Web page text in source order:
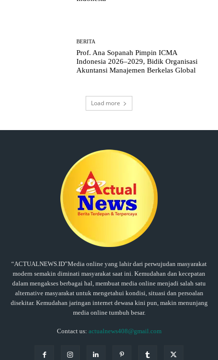
BERITA
Prof. Ana Sopanah Pimpin ICMA
Indonesia 2026–2029, Bidik Organisasi
Akuntansi Manajemen Berkelas Global
Load more
“ACTUALNEWS.ID”Media online yang lahir dari perwujudan masyarakat
modern semakin diminati masyarakat saat ini. Kemudahan dan kecepatan
dalam mengakses berbagai hal, membuat media online menjadi salah satu
alternative masyarakat untuk mengetahui kondisi, situasi dan persoalan
disekitar. Kemudahan jaringan internet dewasa kini pun, makin menunjang
media online tumbuh besar.
Contact us: actualnews408@gmail.com